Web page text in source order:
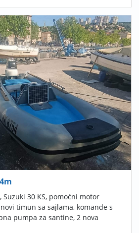
Suzuki 30 KS, pomoćni motor
novi timun sa sajlama, komande s
pumpa za santine, 2 nova